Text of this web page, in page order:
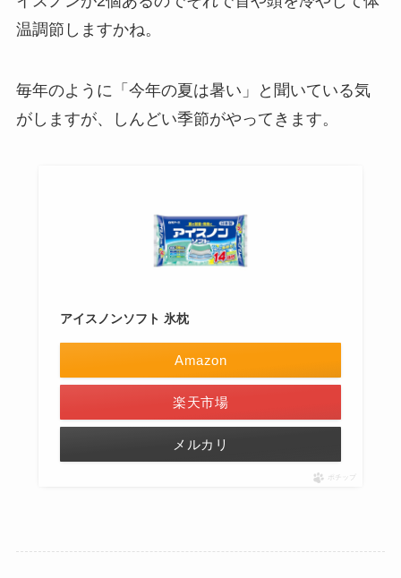
温調節しますかね。
毎年のように「今年の夏は暑い」と聞いている気
がしますが、しんどい季節がやってきます。
アイスノンソフト 氷枕
Amazon
楽天市場
メルカリ
ポチップ